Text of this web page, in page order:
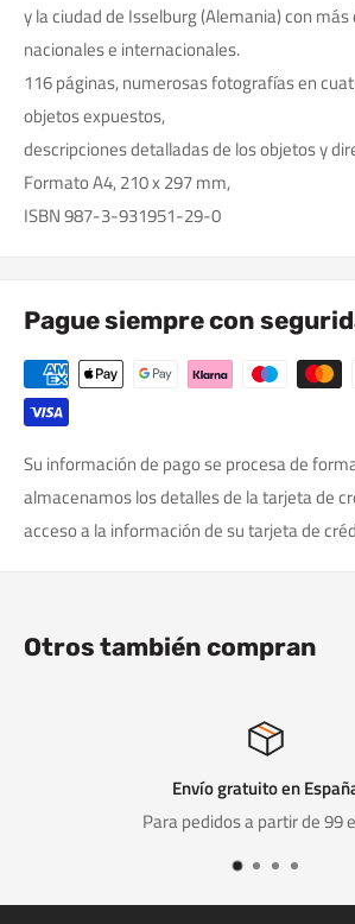
y la ciudad de Isselburg (Alemania) con
nacionales e internacionales.
116 páginas, numerosas fotografías en
objetos expuestos,
descripciones detalladas de los objetos y
Formato A4, 210 x 297 mm,
ISBN 987-3-931951-29-0
Pague siempre con
Su información de pago se procesa de
almacenamos los detalles de la tarjeta de
acceso a la información de su tarjeta de
Otros también compran